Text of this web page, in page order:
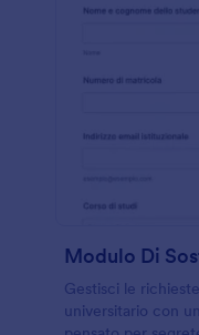
Modulo Di
Gestisci le
universitario con